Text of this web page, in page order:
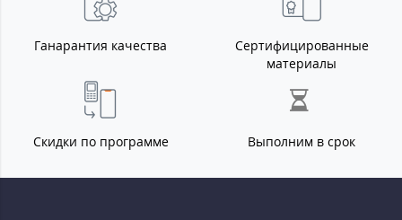
Ганарантия качества
Сертифицированные
материалы
Скидки по программе Выполним в срок